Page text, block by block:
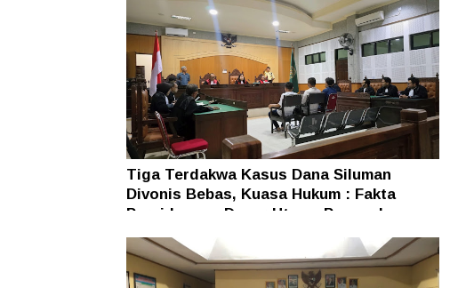
Tiga Terdakwa Kasus Dana Siluman
Divonis Bebas, Kuasa Hukum : Fakta
Persidangan Dasar Utama Penegakan
Hukum